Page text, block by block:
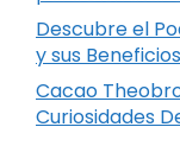
Descubre el
y sus
Cacao
Curiosidades